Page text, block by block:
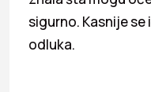
sigurno. Kasnije
odluka.